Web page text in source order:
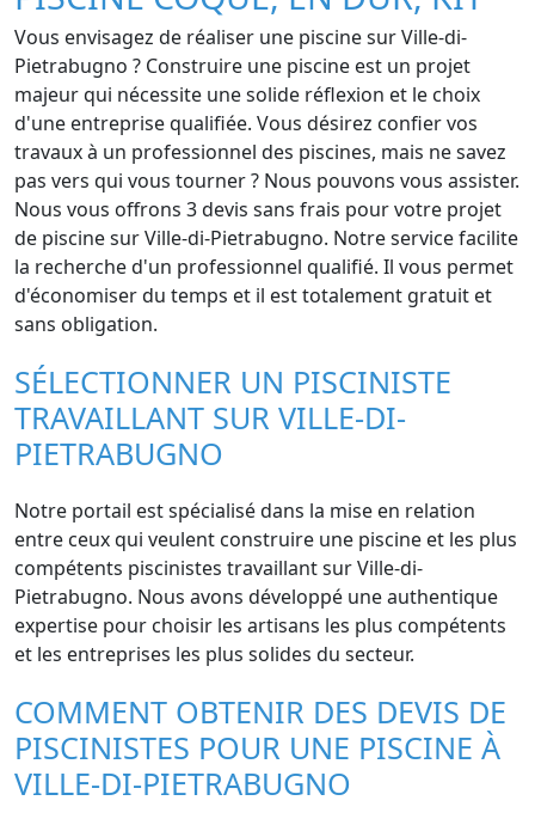
Vous envisagez de réaliser une piscine sur Ville-di-
Pietrabugno ? Construire une piscine est un projet
majeur qui nécessite une solide réflexion et le choix
d'une entreprise qualifiée. Vous désirez confier vos
travaux à un professionnel des piscines, mais ne savez
pas vers qui vous tourner ? Nous pouvons vous assister.
Nous vous offrons 3 devis sans frais pour votre projet
de piscine sur Ville-di-Pietrabugno. Notre service facilite
la recherche d'un professionnel qualifié. Il vous permet
d'économiser du temps et il est totalement gratuit et
sans obligation.
SÉLECTIONNER UN PISCINISTE
TRAVAILLANT SUR VILLE-DI-
PIETRABUGNO
Notre portail est spécialisé dans la mise en relation
entre ceux qui veulent construire une piscine et les plus
compétents piscinistes travaillant sur Ville-di-
Pietrabugno. Nous avons développé une authentique
expertise pour choisir les artisans les plus compétents
et les entreprises les plus solides du secteur.
COMMENT OBTENIR DES DEVIS DE
PISCINISTES POUR UNE PISCINE À
VILLE-DI-PIETRABUGNO